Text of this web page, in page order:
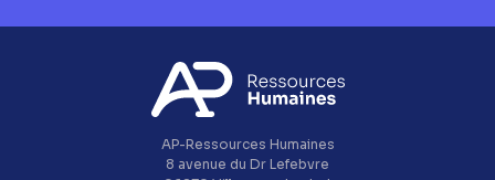
AP-Ressources Humaines
8 avenue du Dr Lefebvre